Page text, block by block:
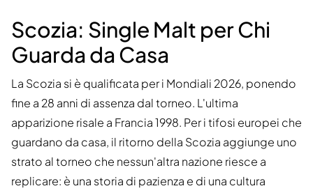
Scozia: Single Malt per Chi
Guarda da Casa
La Scozia si è qualificata per i Mondiali 2026, ponendo
fine a 28 anni di assenza dal torneo. L'ultima
apparizione risale a Francia 1998. Per i tifosi europei che
guardano da casa, il ritorno della Scozia aggiunge uno
strato al torneo che nessun'altra nazione riesce a
replicare: è una storia di pazienza e di una cultura